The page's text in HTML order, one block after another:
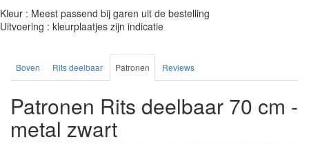
Kleur : Meest passend bij garen uit de bestelling
Uitvoering : kleurplaatjes zijn indicatie
Boven Rits deelbaar Patronen Reviews
Patronen Rits deelbaar 70 cm -
metal zwart